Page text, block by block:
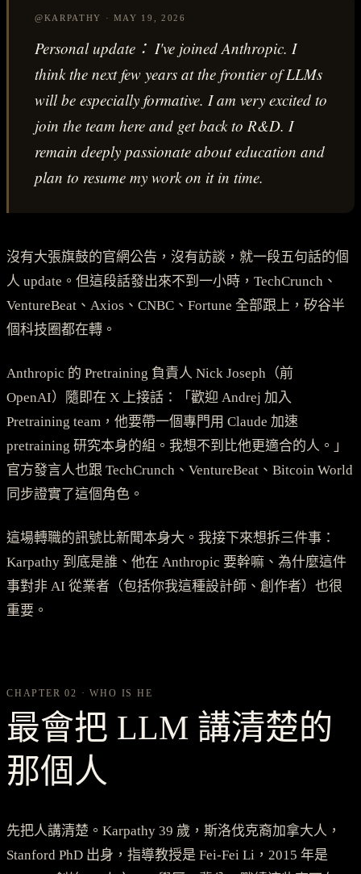
@KARPATHY · MAY 19, 2026
Personal update： I've joined Anthropic. I
think the next few years at the frontier of LLMs
will be especially formative. I am very excited to
join the team here and get back to R&D. I
remain deeply passionate about education and
plan to resume my work on it in time.
沒有大張旗鼓的官網公告，沒有訪談，就一段五句話的個
人 update。但這段話發出來不到一小時，TechCrunch、
VentureBeat、Axios、CNBC、Fortune 全部跟上，矽谷半
個科技圈都在轉。
Anthropic 的 Pretraining 負責人 Nick Joseph（前
OpenAI）隨即在 X 上接話：「歡迎 Andrej 加入
Pretraining team，他要帶一個專門用 Claude 加速
pretraining 研究本身的組。我想不到比他更適合的人。」
官方發言人也跟 TechCrunch、VentureBeat、Bitcoin World
同步證實了這個角色。
這場轉職的訊號比新聞本身大。我接下來想拆三件事：
Karpathy 到底是誰、他在 Anthropic 要幹嘛、為什麼這件
事對非 AI 從業者（包括你我這種設計師、創作者）也很
重要。
CHAPTER 02 · WHO IS HE
最會把 LLM 講清楚的
那個人
先把人講清楚。Karpathy 39 歲，斯洛伐克裔加拿大人，
Stanford PhD 出身，指導教授是 Fei-Fei Li，2015 年是